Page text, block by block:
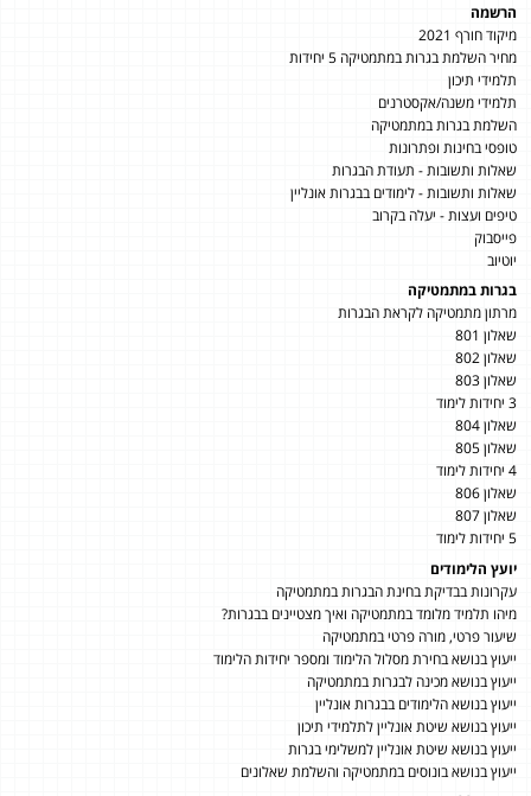
הרשמה
מיקוד חורף 2021
מחיר השלמת בגרות במתמטיקה 5 יחידות
תלמידי תיכון
תלמידי משנה/אקסטרנים
השלמת בגרות במתמטיקה
טופסי בחינות ופתרונות
שאלות ותשובות - תעודת הבגרות
שאלות ותשובות - לימודים בבגרות אונליין
טיפים ועצות - יעלה בקרוב
פייסבוק
יוטיוב
בגרות במתמטיקה
מרתון מתמטיקה לקראת הבגרות
שאלון 801
שאלון 802
שאלון 803
3 יחידות לימוד
שאלון 804
שאלון 805
4 יחידות לימוד
שאלון 806
שאלון 807
5 יחידות לימוד
יועץ הלימודים
עקרונות בבדיקת בחינת הבגרות במתמטיקה
מיהו תלמיד מלומד במתמטיקה ואיך מצטיינים בבגרות?
שיעור פרטי, מורה פרטי במתמטיקה
ייעוץ בנושא בחירת מסלול הלימוד ומספר יחידות הלימוד
ייעוץ בנושא מכינה לבגרות במתמטיקה
ייעוץ בנושא הלימודים בבגרות אונליין
ייעוץ בנושא שיטת אונליין לתלמידי תיכון
ייעוץ בנושא שיטת אונליין למשלימי בגרות
ייעוץ בנושא בונוסים במתמטיקה והשלמת שאלונים